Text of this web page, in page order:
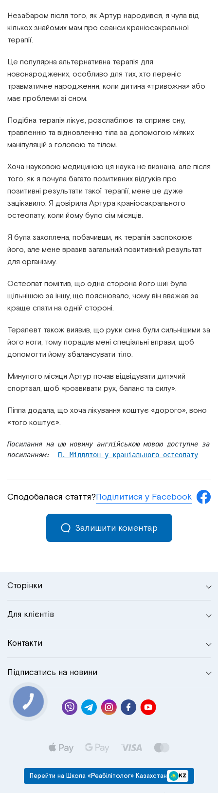
Незабаром після того, як Артур народився, я чула від
кількох знайомих мам про сеанси краніосакральної
терапії.
Це популярна альтернативна терапія для
новонароджених, особливо для тих, хто переніс
травматичне народження, коли дитина «тривожна» або
має проблеми зі сном.
Подібна терапія лікує, розслаблює та сприяє сну,
травленню та відновленню тіла за допомогою м’яких
маніпуляцій з головою та тілом.
Хоча науковою медициною ця наука не визнана, але після
того, як я почула багато позитивних відгуків про
позитивні результати такої терапії, мене це дуже
зацікавило. Я довірила Артура краніосакрального
остеопату, коли йому було сім місяців.
Я була захоплена, побачивши, як терапія заспокоює
його, але мене вразив загальний позитивний результат
для організму.
Остеопат помітив, що одна сторона його шиї була
щільнішою за іншу, що пояснювало, чому він вважав за
краще спати на одній стороні.
Терапевт також виявив, що руки сина були сильнішими за
його ноги, тому порадив мені спеціальні вправи, щоб
допомогти йому збалансувати тіло.
Минулого місяця Артур почав відвідувати дитячий
спортзал, щоб «розвивати рух, баланс та силу».
Піппа додала, що хоча лікування коштує «дорого», воно
«того коштує».
Посилання на цю новину англійською мовою доступне за
посиланням:
П. Міддлтон у краніального остеопату
Сподобалася стаття?Поділитися у Facebook
Залишити коментар
Сторінки
Для клієнтів
Контакти
Підписатись на новини
Перейти на Школа «Реабілітолог» Казахстан KZ
КНОПКА
СВЯЗИ